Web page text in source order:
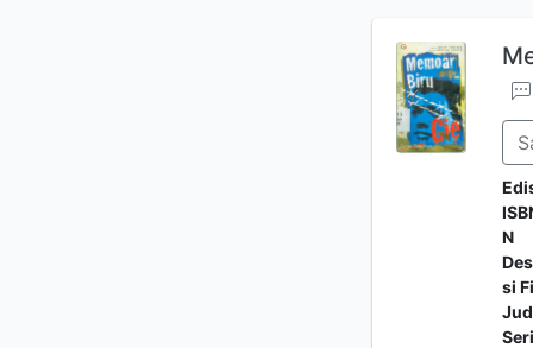
N
si